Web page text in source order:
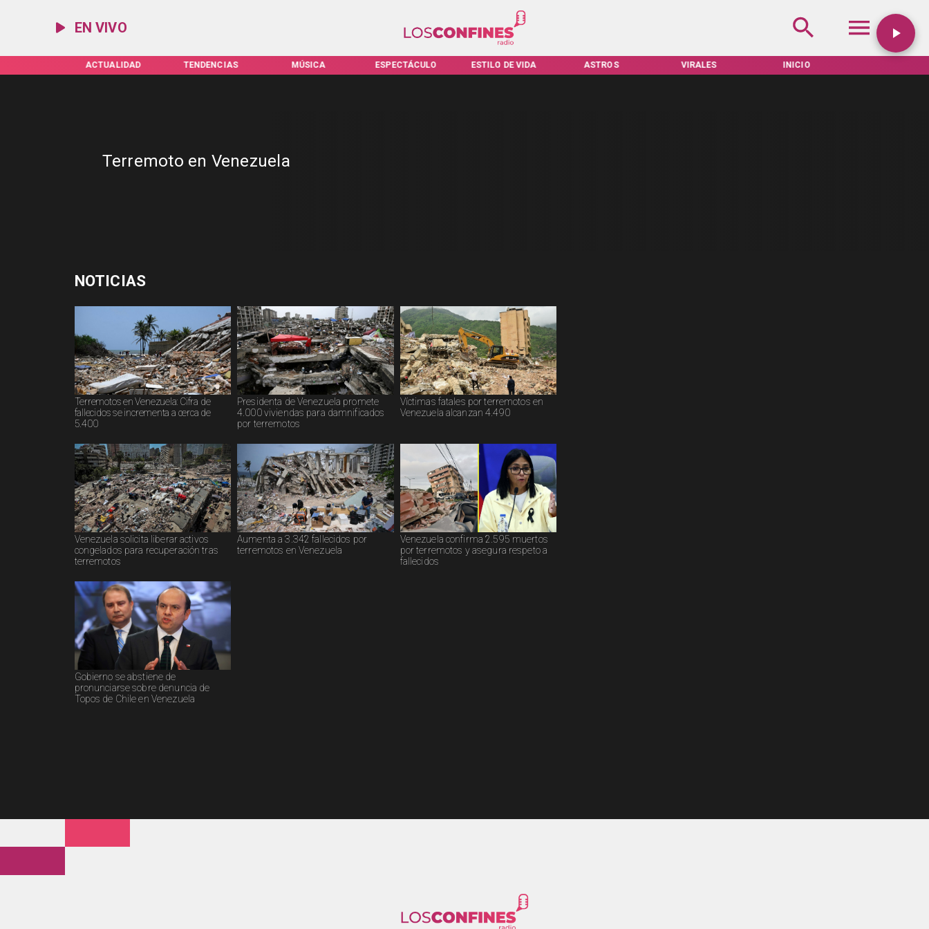
EN VIVO
ACTUALIDAD TENDENCIAS MÚSICA ESPECTÁCULO ESTILO DE VIDA ASTROS VIRALES INICIO
Terremoto en Venezuela
NOTICIAS
Terremotos en Venezuela: Cifra de
fallecidos se incrementa a cerca de
5.400
Presidenta de Venezuela promete
4.000 viviendas para damnificados
por terremotos
Víctimas fatales por terremotos en
Venezuela alcanzan 4.490
Venezuela solicita liberar activos
congelados para recuperación tras
terremotos
Aumenta a 3.342 fallecidos por
terremotos en Venezuela
Venezuela confirma 2.595 muertos
por terremotos y asegura respeto a
fallecidos
Gobierno se abstiene de
pronunciarse sobre denuncia de
Topos de Chile en Venezuela